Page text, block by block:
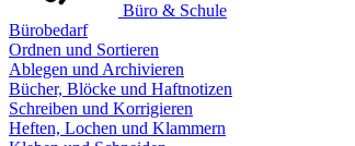
Büro & Schule
Bürobedarf
Ordnen und Sortieren
Ablegen und Archivieren
Bücher, Blöcke und Haftnotizen
Schreiben und Korrigieren
Heften, Lochen und Klammern